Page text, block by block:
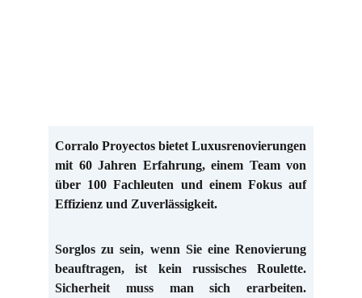
Corralo Proyectos bietet Luxusrenovierungen
mit 60 Jahren Erfahrung, einem Team von
über 100 Fachleuten und einem Fokus auf
Effizienz und Zuverlässigkeit.
Sorglos zu sein, wenn Sie eine Renovierung
beauftragen, ist kein russisches Roulette.
Sicherheit muss man sich erarbeiten.